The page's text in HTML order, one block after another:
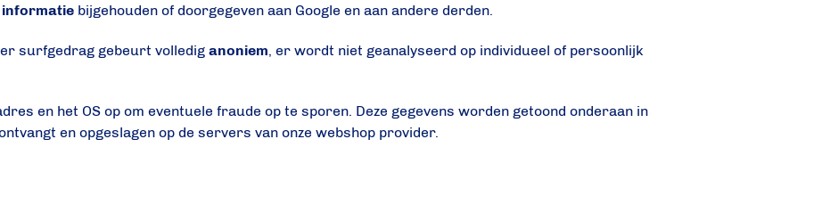
informatie bijgehouden of doorgegeven aan Google en aan andere derden.
surfgedrag gebeurt vollediganoniem, er wordt niet geanalyseerd op individueel of persoonlijk
en het OS op om eventuele fraude op te sporen. Deze gegevens worden getoond onderaan in
en opgeslagen op de servers van onze webshop provider.